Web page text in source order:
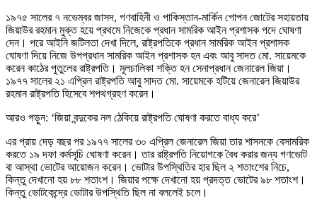
১৯৭৫ সালের ৭ নভেম্বর জাসদ, গণবাহিনী ও পাকিস্তান-মার্কিন গোপন জোটের সহায়তায়
জিয়াউর রহমান মুক্ত হয়ে প্রথমে নিজেকে প্রধান সামরিক আইন প্রশাসক পদে ঘোষণা
দেন। পরে আইনি জটিলতা দেখা দিলে, রাষ্ট্রপতিকে প্রধান সামরিক আইন প্রশাসক
ঘোষণা দিয়ে নিজে উপপ্রধান সামরিক আইন প্রশাসক হন এবং আবু সাদত মো. সায়েমকে
করেন কাঠের পুতুলের রাষ্ট্রপতি। মূলচালিকা শক্তি হন সেনাপ্রধান জেনারেল জিয়া।
১৯৭৭ সালের ২১ এপ্রিল রাষ্ট্রপতি আবু সাদত মো. সায়েমকে হটিয়ে জেনারেল জিয়াউর
রহমান রাষ্ট্রপতি হিসেবে শপথগ্রহণ করেন।
আরও পড়ুন: ‘জিয়া বন্দুকের নল ঠেকিয়ে রাষ্ট্রপতি ঘোষণা করতে বাধ্য করে’
এর প্রায় দেড় বছর পর ১৯৭৭ সালের ৩০ এপ্রিল জেনারেল জিয়া তার শাসনকে বেসামরিক
করতে ১৯ দফা কর্মসূচি ঘোষণা করেন। তার রাষ্ট্রপতি নিয়োগকে বৈধ করার জন্য গণভোট
বা আস্থা ভোটের আয়োজন করেন। ভোটার উপস্থিতির হার ছিল ২ শতাংশের নিচে,
কিন্তু দেখানো হয় ৮৮ শতাংশ। জিয়ার পক্ষে দেখানো হয় প্রদত্ত ভোটের ৯৮ শতাংশ।
কিন্তু ভোটকেন্দ্রে ভোটার উপস্থিতি ছিল না বললেই চলে।